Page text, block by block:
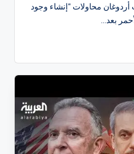
محاولات "إنشاء وجود
بعد…